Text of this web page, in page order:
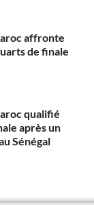
affronte
de finale
qualifié
après un
Sénégal